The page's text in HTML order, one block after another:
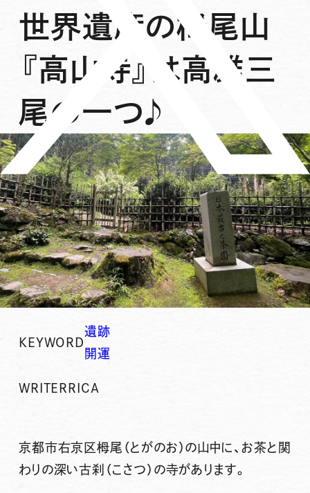
世界遺産の栂尾山
『高山寺』は高雄三
尾の一つ♪
KEYWORD
遺跡
開運
WRITER RICA
京都市右京区栂尾（とがのお）の山中に、お茶と関
わりの深い古刹（こさつ）の寺があります。